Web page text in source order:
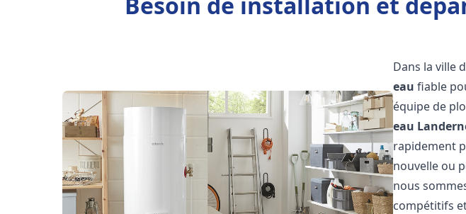
Dans la ville
eau fiable
équipe de
eau
rapidement
nouvelle ou
nous
compétitifs